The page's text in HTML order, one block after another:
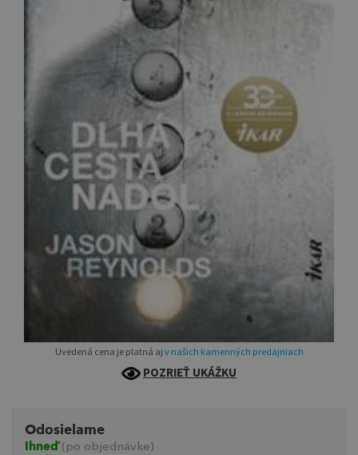
Uvedená cena je platná aj v našich kamenných predajniach
POZRIEŤ UKÁŽKU
Odosielame
Ihneď(po objednávke)